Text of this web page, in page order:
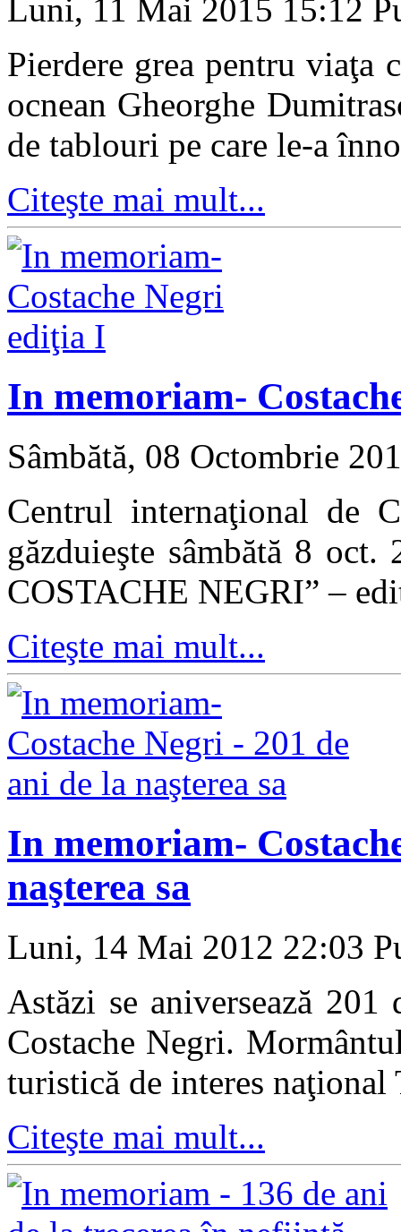
Luni, 11 Mai 2015 15:12
Pierdere grea pentru viaţa
ocnean Gheorghe
de tablouri pe care le-a
Citeşte mai mult...
In memoriam-
Sâmbătă, 08 Octombrie
Centrul internaţional de
găzduieşte sâmbătă 8
COSTACHE NEGRI” –
Citeşte mai mult...
In memoriam-
naşterea sa
Luni, 14 Mai 2012 22:03
Astăzi se aniversează
Costache Negri.
turistică de interes naţional
Citeşte mai mult...